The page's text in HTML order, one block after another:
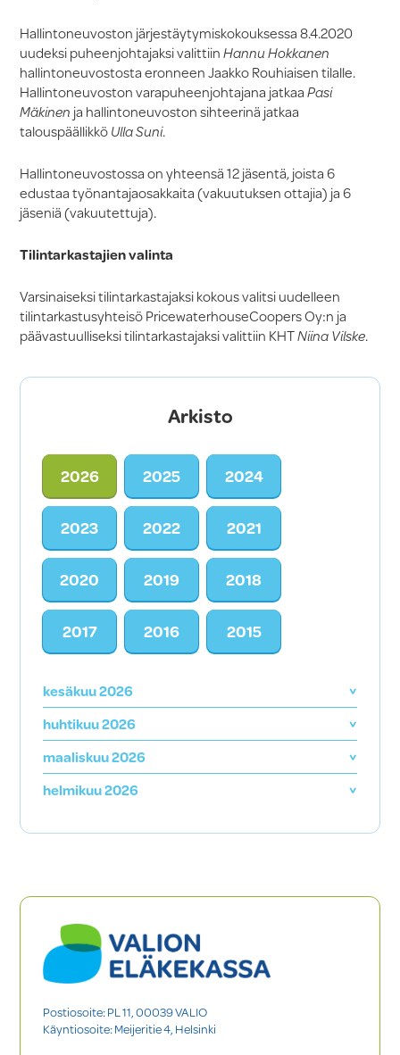
Hallintoneuvoston järjestäytymiskokouksessa 8.4.2020
uudeksi puheenjohtajaksi valittiinHannu Hokkanen
hallintoneuvostosta eronneen Jaakko Rouhiaisen tilalle.
Hallintoneuvoston varapuheenjohtajana jatkaaPasi
Mäkinen ja hallintoneuvoston sihteerinä jatkaa
talouspäällikköUlla Suni.
Hallintoneuvostossa on yhteensä 12 jäsentä, joista 6
edustaa työnantajaosakkaita (vakuutuksen ottajia) ja 6
jäseniä (vakuutettuja).
Tilintarkastajien valinta
Varsinaiseksi tilintarkastajaksi kokous valitsi uudelleen
tilintarkastusyhteisö PricewaterhouseCoopers Oy:n ja
päävastuulliseksi tilintarkastajaksi valittiin KHTNiina Vilske.
Arkisto
2026 2025 2024
2023 2022 2021
2020 2019 2018
2017 2016 2015
kesäkuu 2026
huhtikuu 2026
maaliskuu 2026
helmikuu 2026
Postiosoite: PL 11, 00039 VALIO
Käyntiosoite: Meijeritie 4, Helsinki